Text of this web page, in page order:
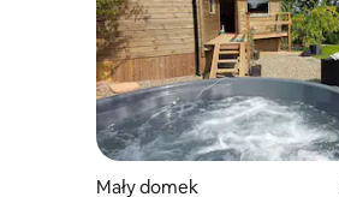
Mały domek